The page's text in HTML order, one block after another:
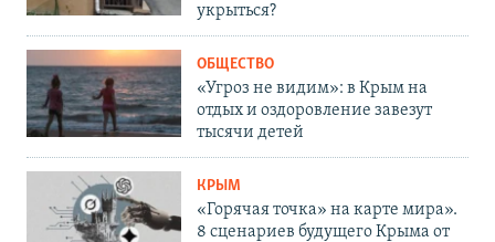
укрыться?
ОБЩЕСТВО
«Угроз не видим»: в Крым на
отдых и оздоровление завезут
тысячи детей
КРЫМ
«Горячая точка» на карте мира».
8 сценариев будущего Крыма от